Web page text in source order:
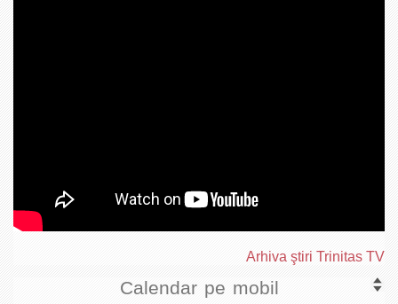
Arhiva ştiri Trinitas TV
Calendar pe mobil